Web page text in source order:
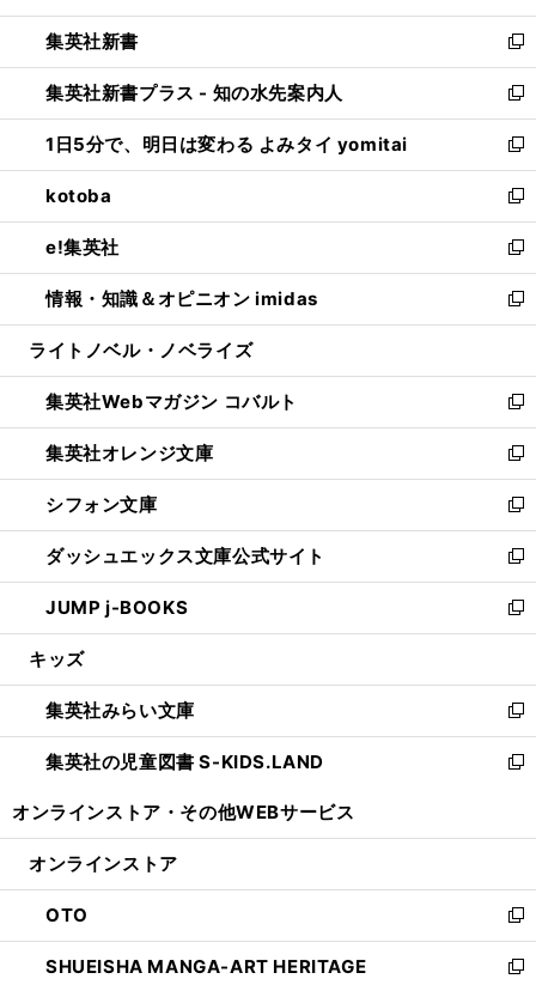
開
く
ウ
で
開
く
ウ
ィ
ン
ド
ウ
で
開
く
し
い
ウ
ィ
ン
ド
ウ
で
開
く
集英社新書
新
し
い
ウ
ィ
ン
ド
ウ
で
開
く
集英社新書プラス - 知の水先案内人
新
し
い
ウ
ィ
ン
ド
ウ
で
開
1日5分で、明日は変わる よみタイ yomitai
新
し
い
ウ
ィ
ン
ド
ウ
開
く
kotoba
新
し
い
ウ
ィ
ン
ウ
で
開
く
e!集英社
新
し
い
ウ
ン
ド
ウ
で
開
く
情報・知識＆オピニオン imidas
新
し
ウ
ィ
ン
ド
ウ
で
開
く
ライトノベル・ノベライズ
集英社Webマガジン コバルト
新
し
い
ウ
ィ
ン
ド
ウ
で
開
集英社オレンジ文庫
新
し
い
ウ
ィ
ン
ド
ウ
開
く
シフォン文庫
新
し
い
ウ
ィ
ン
ウ
で
開
く
ダッシュエックス文庫公式サイト
新
し
い
ウ
ン
ド
ウ
で
JUMP j-BOOKS
新
し
ウ
ィ
ン
ド
開
キッズ
集英社みらい文庫
新
し
い
ン
ウ
で
開
く
集英社の児童図書 S-KIDS.LAND
新
ウ
ン
ド
ウ
で
オンラインストア・ その他WEBサービス
オンラインストア
OTO
新
し
い
SHUEISHA MANGA-ART HERITAGE
新